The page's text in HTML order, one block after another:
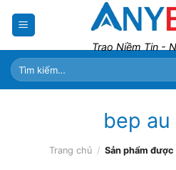
Trao Niềm Tin -
Tìm
kiếm:
bep
Trang chủ / Sản phẩm được